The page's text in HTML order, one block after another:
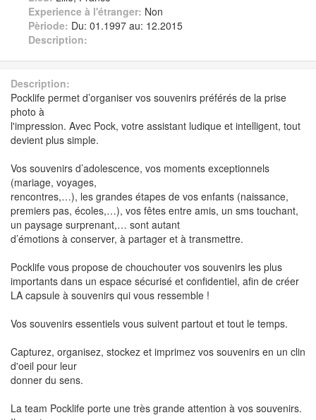
Experience à l'étranger: Non
Pèriode: Du: 01.1997 au: 12.2015
Description:
Description:
Pocklife permet d’organiser vos souvenirs préférés de la prise
photo à
l'impression. Avec Pock, votre assistant ludique et intelligent, tout
devient plus simple.
Vos souvenirs d’adolescence, vos moments exceptionnels
(mariage, voyages,
rencontres,…), les grandes étapes de vos enfants (naissance,
premiers pas, écoles,…), vos fêtes entre amis, un sms touchant,
un paysage surprenant,… sont autant
d’émotions à conserver, à partager et à transmettre.
Pocklife vous propose de chouchouter vos souvenirs les plus
importants dans un espace sécurisé et confidentiel, afin de créer
LA capsule à souvenirs qui vous ressemble !
Vos souvenirs essentiels vous suivent partout et tout le temps.
Capturez, organisez, stockez et imprimez vos souvenirs en un clin
d'oeil pour leur
donner du sens.
La team Pocklife porte une très grande attention à vos souvenirs.